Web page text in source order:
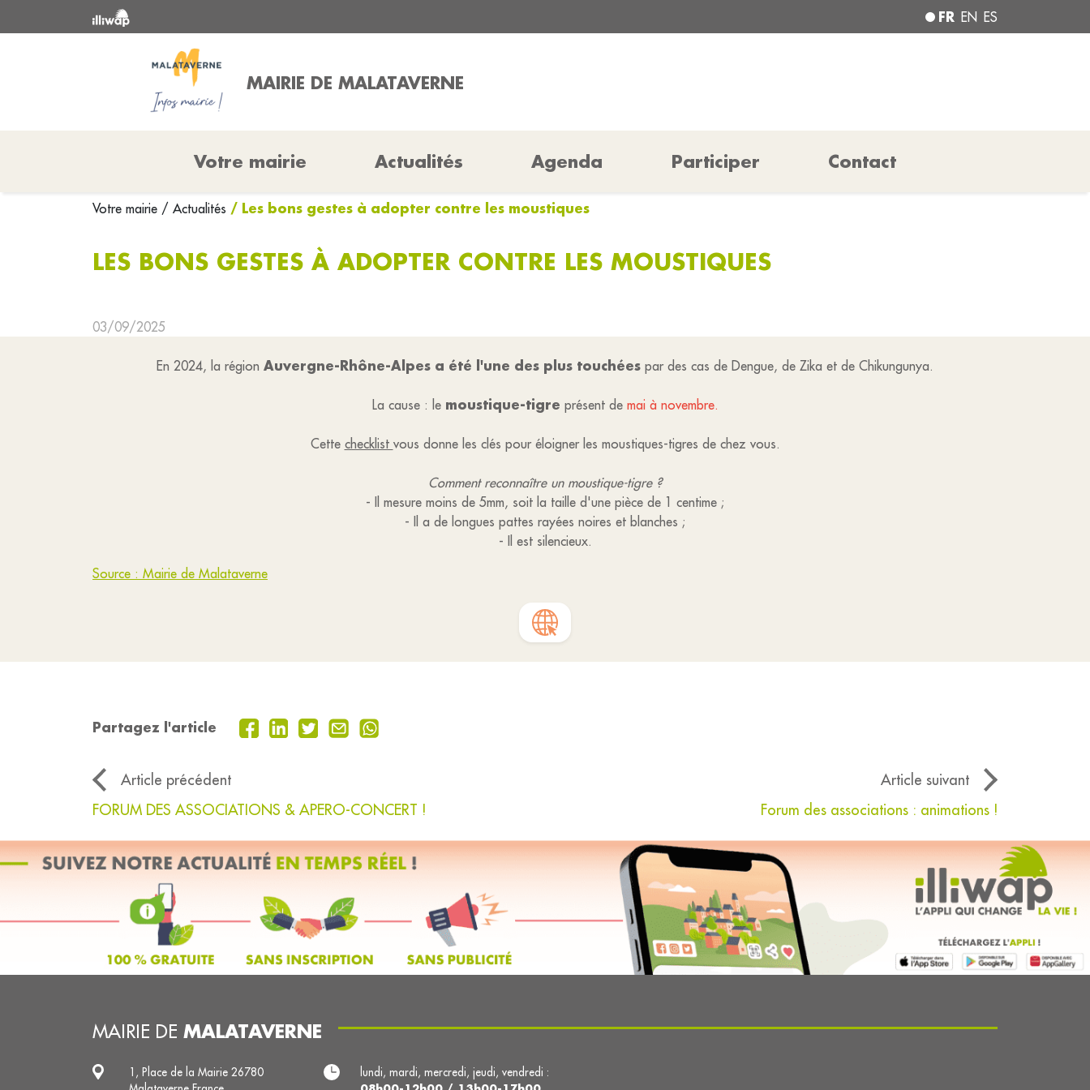
FR EN ES
MAIRIE DE MALATAVERNE
Votre mairie Actualités Agenda Participer Contact
Votre mairie / Actualités / Les bons gestes à adopter contre les moustiques
LES BONS GESTES À ADOPTER CONTRE LES MOUSTIQUES
03/09/2025
En 2024, la région Auvergne-Rhône-Alpes a été l'une des plus touchées par des cas de Dengue, de Zika et de Chikungunya.
La cause : le moustique-tigre présent de mai à novembre.
Cette checklist vous donne les clés pour éloigner les moustiques-tigres de chez vous.
Comment reconnaître un moustique-tigre ?
- Il mesure moins de 5mm, soit la taille d'une pièce de 1 centime ;
- Il a de longues pattes rayées noires et blanches ;
- Il est silencieux.
Source : Mairie de Malataverne
Partagez l'article
Article précédent
Article suivant
FORUM DES ASSOCIATIONS & APERO-CONCERT !
Forum des associations : animations !
MAIRIE DE MALATAVERNE
1, Place de la Mairie 26780
lundi, mardi, mercredi, jeudi, vendredi :